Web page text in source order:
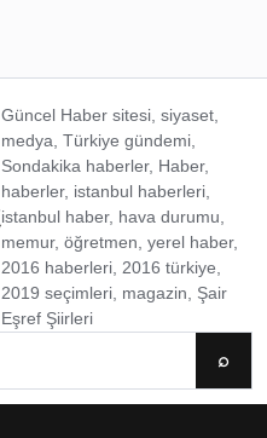
Güncel Haber sitesi, siyaset,
medya, Türkiye gündemi,
Sondakika haberler, Haber,
haberler, istanbul haberleri,
istanbul haber, hava durumu,
memur, öğretmen, yerel haber,
2016 haberleri, 2016 türkiye,
2019 seçimleri, magazin, Şair
Eşref Şiirleri
⌕